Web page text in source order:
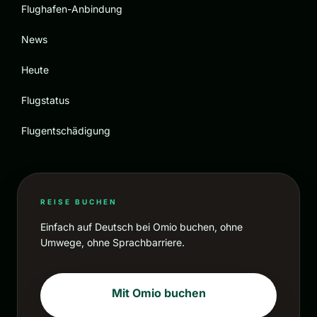
Flughafen-Anbindung
News
Heute
Flugstatus
Flugentschädigung
REISE BUCHEN
Einfach auf Deutsch bei Omio buchen, ohne
Umwege, ohne Sprachbarriere.
Mit Omio buchen